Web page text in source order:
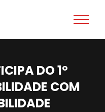
DO 1º
COM